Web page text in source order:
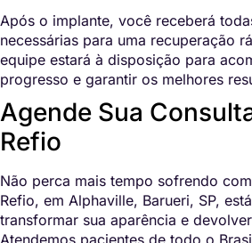
Após o implante, você receberá
necessárias para uma recuperação
equipe estará à disposição para
progresso e garantir os melhores
Agende Sua
Refio
Não perca mais tempo sofrendo
Refio, em Alphaville, Barueri, SP,
transformar sua aparência e
Atendemos pacientes de todo o